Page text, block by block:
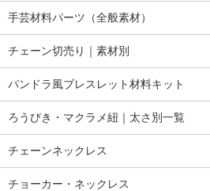
手芸材料パーツ（全般素材）
チェーン切売り｜素材別
パンドラ風ブレスレット材料キット
ろうびき・マクラメ紐｜太さ別一覧
チェーンネックレス
チョーカー・ネックレス